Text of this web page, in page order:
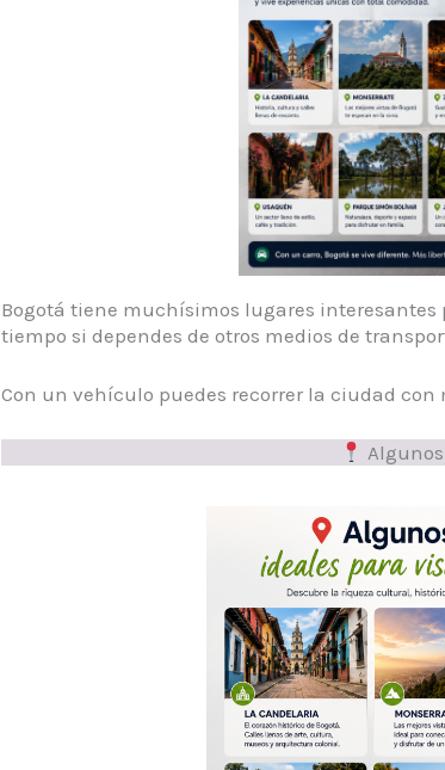
Bogotá tiene muchísimos lugares
tiempo si dependes de otros medios de
Con un vehículo puedes recorrer la ciudad